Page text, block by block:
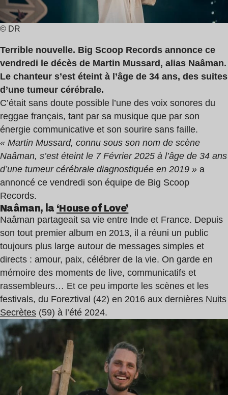
© DR
Terrible nouvelle. Big Scoop Records annonce ce
vendredi le décès de Martin Mussard, alias Naâman.
Le chanteur s’est éteint à l’âge de 34 ans, des suites
d’une tumeur cérébrale.
C’était sans doute possible l’une des voix sonores du
reggae français, tant par sa musique que par son
énergie communicative et son sourire sans faille.
« Martin Mussard, connu sous son nom de scène
Naâman, s’est éteint le 7 Février 2025 à l’âge de 34 ans
d’une tumeur cérébrale diagnostiquée en 2019 » a
annoncé ce vendredi son équipe de Big Scoop
Records.
Naâman, la ‘House of Love’
Naâman partageait sa vie entre Inde et France. Depuis
son tout premier album en 2013, il a réuni un public
toujours plus large autour de messages simples et
directs : amour, paix, célébrer de la vie. On garde en
mémoire des moments de live, communicatifs et
rassembleurs… Et ce peu importe les scènes et les
festivals, du Foreztival (42) en 2016 aux dernières Nuits
Secrètes (59) à l’été 2024.